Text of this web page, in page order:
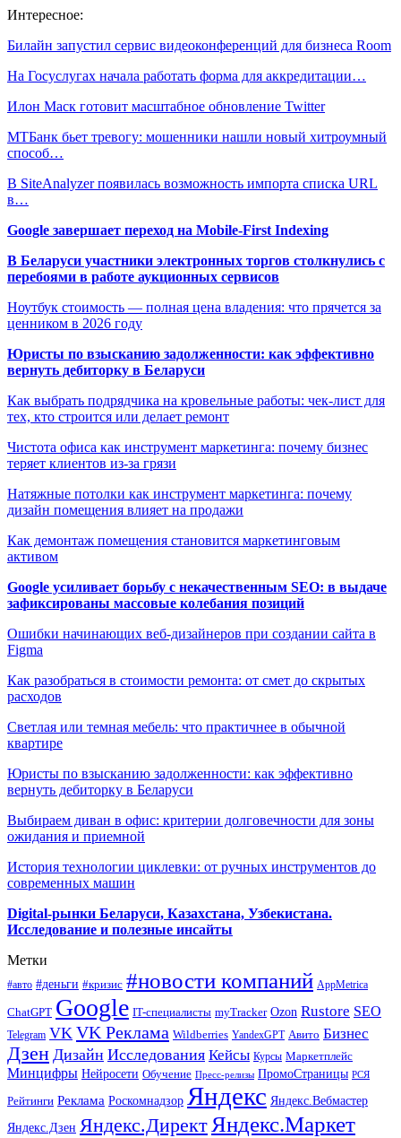
Интересное:
Билайн запустил сервис видеоконференций для бизнеса Room
На Госуслугах начала работать форма для аккредитации…
Илон Маск готовит масштабное обновление Twitter
МТБанк бьет тревогу: мошенники нашли новый хитроумный
способ…
В SiteAnalyzer появилась возможность импорта списка URL
в…
Google завершает переход на Mobile-First Indexing
В Беларуси участники электронных торгов столкнулись с
перебоями в работе аукционных сервисов
Ноутбук стоимость — полная цена владения: что прячется за
ценником в 2026 году
Юристы по взысканию задолженности: как эффективно
вернуть дебиторку в Беларуси
Как выбрать подрядчика на кровельные работы: чек-лист для
тех, кто строится или делает ремонт
Чистота офиса как инструмент маркетинга: почему бизнес
теряет клиентов из-за грязи
Натяжные потолки как инструмент маркетинга: почему
дизайн помещения влияет на продажи
Как демонтаж помещения становится маркетинговым
активом
Google усиливает борьбу с некачественным SEO: в выдаче
зафиксированы массовые колебания позиций
Ошибки начинающих веб-дизайнеров при создании сайта в
Figma
Как разобраться в стоимости ремонта: от смет до скрытых
расходов
Светлая или темная мебель: что практичнее в обычной
квартире
Юристы по взысканию задолженности: как эффективно
вернуть дебиторку в Беларуси
Выбираем диван в офис: критерии долговечности для зоны
ожидания и приемной
История технологии циклевки: от ручных инструментов до
современных машин
Digital-рынки Беларуси, Казахстана, Узбекистана.
Исследование и полезные инсайты
Метки
#авто #деньги #кризис #новости компаний AppMetrica
ChatGPT Google IT-специалисты myTracker Ozon Rustore SEO
Telegram VK VK Реклама Wildberries YandexGPT Авито Бизнес
Дзен Дизайн Исследования Кейсы Курсы Маркетплейс
Минцифры Нейросети Обучение Пресс-релизы ПромоСтраницы РСЯ
Рейтинги Реклама Роскомнадзор Яндекс Яндекс.Вебмастер
Яндекс.Дзен Яндекс.ДиректЯндекс.Маркет